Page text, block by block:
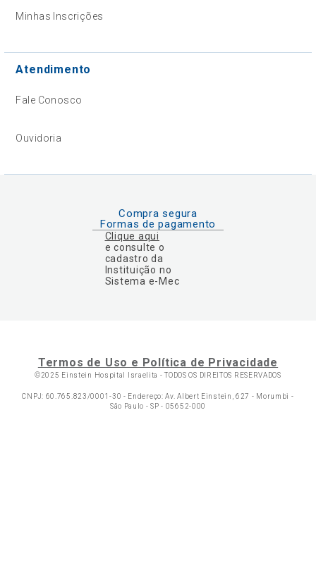
Minhas Inscrições
Atendimento
Fale Conosco
Ouvidoria
Compra segura
Formas de pagamento
Clique aqui
e consulte o
cadastro da
Instituição no
Sistema e-Mec
Termos de Uso e Política de Privacidade
©2025 Einstein Hospital Israelita -TODOS OS DIREITOS RESERVADOS
CNPJ: 60.765.823/0001-30 - Endereço: Av. Albert Einstein, 627 - Morumbi -
São Paulo - SP - 05652-000